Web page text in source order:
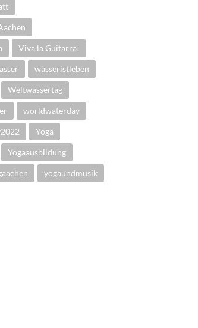
Viva la Guitarra!
wasseristleben
Weltwassertag
worldwaterday
Yoga
Yogaausbildung
yogaundmusik